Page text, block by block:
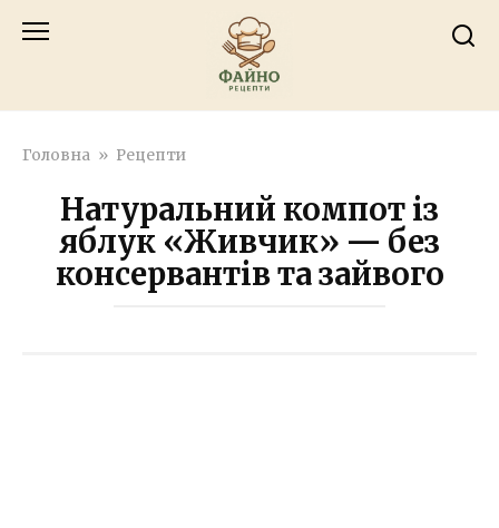
Головна » Рецепти
Натуральний компот із
яблук «Живчик» — без
консервантів та зайвого